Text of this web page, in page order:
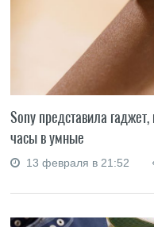
Sony представила
часы в умные
13 февраля в 21:52